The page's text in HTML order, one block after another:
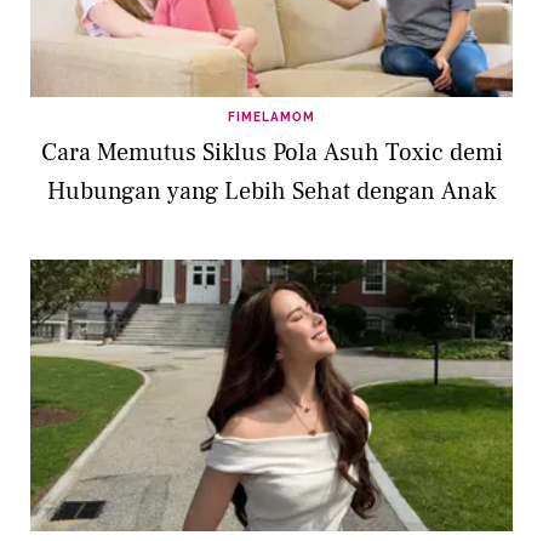
FIMELAMOM
Cara Memutus Siklus Pola Asuh Toxic demi
Hubungan yang Lebih Sehat dengan Anak